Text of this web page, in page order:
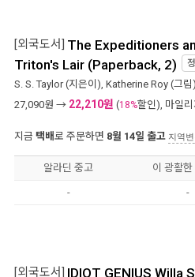
[외국도서] The Expeditioners
Triton's Lair (Paperback, 2)
S. S. Taylor(지은이), Katherine Roy (그림
27,090원 → 22,210원 (18%할인), 마일리
지금 택배로 주문하면 8월 14일 출고 지역
알라딘 중고 이 광활한
- -
[외국도서] IDIOT GENIUS Willa